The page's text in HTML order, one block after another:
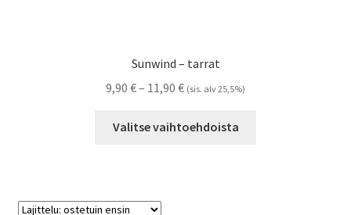
Sunwind – tarrat
9,90 €– 11,90 €Hintaluokka:
-
(sis. alv 25,5%)
Valitse vaihtoehdoista